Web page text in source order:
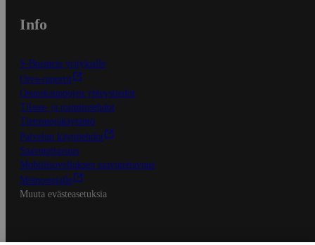
Info
S-Business yrityksille
Oiva-raportit
Osuuskauppojen yhteystiedot
Tilaus- ja toimitusehdot
Tietosuojakäytäntö
Palvelun käyttöehdot
Saavutettavuus
Mobiilisovelluksen saavutettavuus
Mainostajalle
Muuta evästeasetuksia